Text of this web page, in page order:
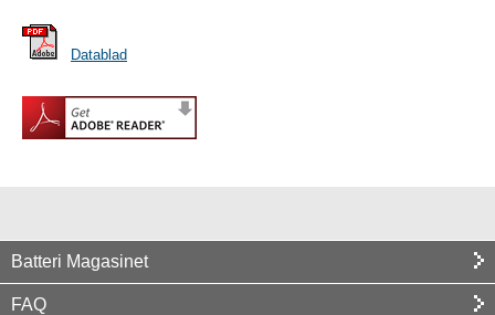
Datablad
Batteri Magasinet
FAQ